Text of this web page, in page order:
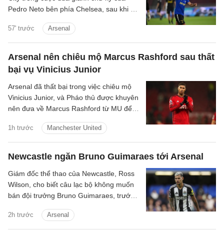
57' trước Arsenal
Pedro Neto bên phía Chelsea, sau khi bỏ
Arsenal nên chiêu mộ Marcus Rashford sau thất
bại vụ Vinicius Junior
1h trước Manchester United
Arsenal đã thất bại trong việc chiêu mộ
Vinicius Junior, và Pháo thủ được khuyên
nên đưa về Marcus Rashford từ MU để
Newcastle ngăn Bruno Guimaraes tới Arsenal
2h trước Arsenal
Giám đốc thể thao của Newcastle, Ross
Wilson, cho biết câu lạc bộ không muốn
bán đội trưởng Bruno Guimaraes, trước